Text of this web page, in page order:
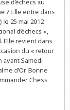
d’échecs au
? Elle entre dans
25 mai 2012
d’échecs »,
Elle revient dans
du « retour
Samedi
d’Or. Bonne
Chess